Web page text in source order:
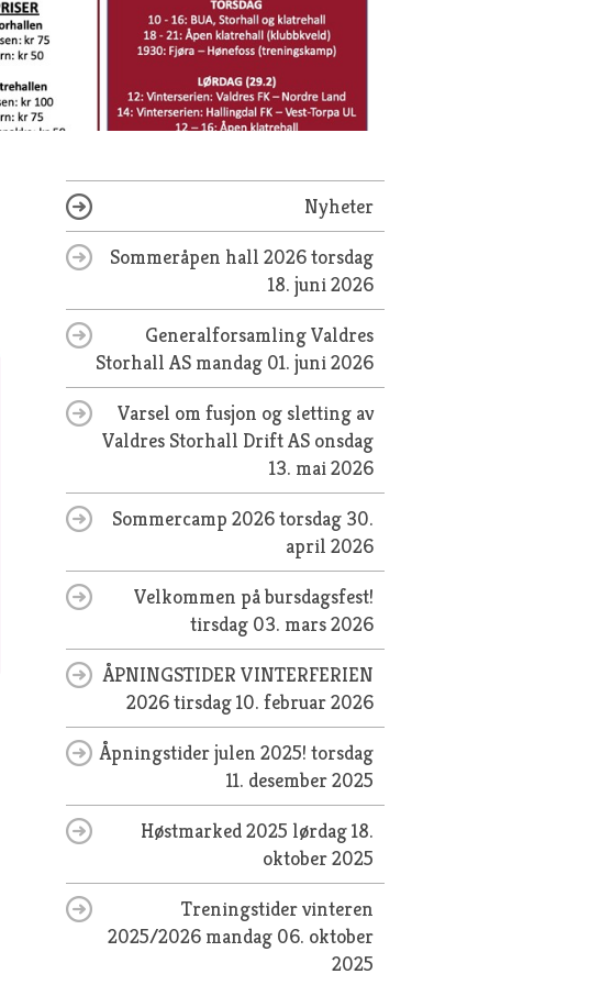
Nyheter
Sommeråpen hall 2026torsdag
18. juni 2026
Generalforsamling Valdres
Storhall AS mandag 01. juni 2026
Varsel om fusjon og sletting av
Valdres Storhall Drift AS onsdag
13. mai 2026
Sommercamp 2026torsdag 30.
april 2026
Velkommen på bursdagsfest!
tirsdag 03. mars 2026
ÅPNINGSTIDER VINTERFERIEN
2026tirsdag 10. februar 2026
Åpningstider julen 2025!torsdag
11. desember 2025
Høstmarked 2025 lørdag 18.
oktober 2025
Treningstider vinteren
2025/2026 mandag 06. oktober
2025